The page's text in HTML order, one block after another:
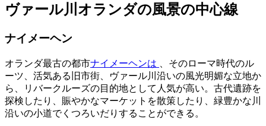
ヴァール川オランダの風景の中心線
ナイメーヘン
オランダ最古の都市ナイメーヘンは
、そのローマ時代のル
ーツ、活気ある旧市街、ヴァール川沿いの風光明媚な立地か
ら、リバークルーズの目的地として人気が高い。古代遺跡を
探検したり、賑やかなマーケットを散策したり、緑豊かな川
沿いの小道でくつろいだりすることができる。